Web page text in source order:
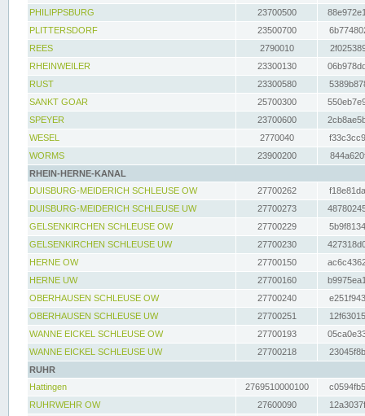
PHILIPPSBURG
23700500
PLITTERSDORF
23500700
REES
2790010
RHEINWEILER
23300130
RUST
23300580
SANKT GOAR
25700300
SPEYER
23700600
WESEL
2770040
WORMS
23900200
RHEIN-HERNE-KANAL
DUISBURG-MEIDERICH SCHLEUSE OW
27700262
DUISBURG-MEIDERICH SCHLEUSE UW
27700273
GELSENKIRCHEN SCHLEUSE OW
27700229
GELSENKIRCHEN SCHLEUSE UW
27700230
HERNE OW
27700150
HERNE UW
27700160
OBERHAUSEN SCHLEUSE OW
27700240
OBERHAUSEN SCHLEUSE UW
27700251
WANNE EICKEL SCHLEUSE OW
27700193
WANNE EICKEL SCHLEUSE UW
27700218
RUHR
Hattingen
2769510000100
RUHRWEHR OW
27600090